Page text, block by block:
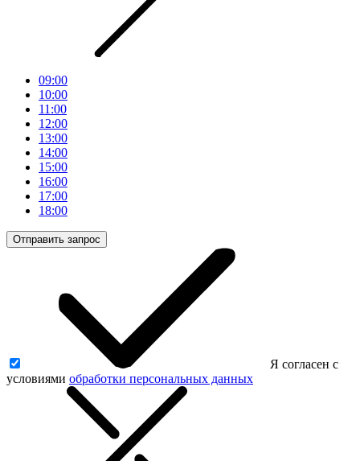
09:00
10:00
11:00
12:00
13:00
14:00
15:00
16:00
17:00
18:00
Отправить запрос
Я согласен с
условиями обработки персональных данных